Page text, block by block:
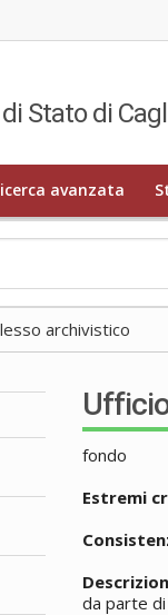
Stato di
avanzata
archivistico
fondo
Estremi
da parte